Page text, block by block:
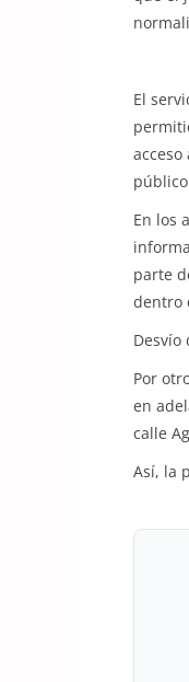
El
En los
parte
dentro
Desvío
Por
en
calle
Así, la